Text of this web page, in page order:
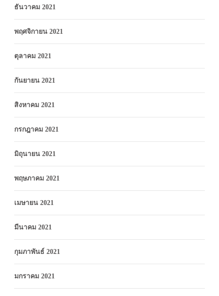
ธันวาคม 2021
พฤศจิกายน 2021
ตุลาคม 2021
กันยายน 2021
สิงหาคม 2021
กรกฎาคม 2021
มิถุนายน 2021
พฤษภาคม 2021
เมษายน 2021
มีนาคม 2021
กุมภาพันธ์ 2021
มกราคม 2021